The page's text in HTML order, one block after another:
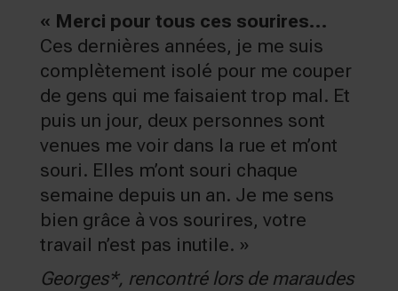
« Merci pour tous ces sourires…
Ces dernières années, je me suis
complètement isolé pour me couper
de gens qui me faisaient trop mal. Et
puis un jour, deux personnes sont
venues me voir dans la rue et m’ont
souri. Elles m’ont souri chaque
semaine depuis un an. Je me sens
bien grâce à vos sourires, votre
travail n’est pas inutile. »
Georges*, rencontré lors de maraudes